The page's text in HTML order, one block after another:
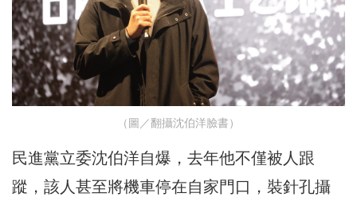
（圖／翻攝沈伯洋臉書）
民進黨立委沈伯洋自爆，去年他不僅被人跟
蹤，該人甚至將機車停在自家門口，裝針孔攝